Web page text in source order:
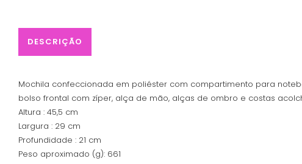
DESCRIÇÃO
Mochila confeccionada em poliéster com compartimento para
bolso frontal com zíper, alça de mão, alças de ombro e costas
Altura : 45,5 cm
Largura : 29 cm
Profundidade : 21 cm
Peso aproximado (g): 661